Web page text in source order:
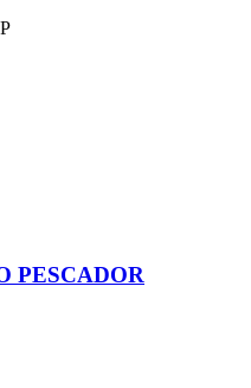
PESCADOR